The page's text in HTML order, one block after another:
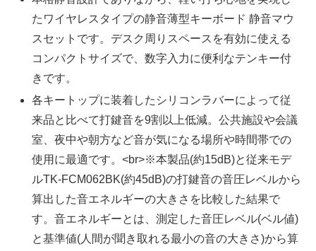
たワイヤレスタイプの静音薄型キーボード 静音マウ
スセットです。デスク周りスペースを有効に使える
コンパクトサイズで、数字入力に便利なテンキー付
きです。
各キートップに装着したシリコンラバーによって従
来品と比べて打鍵音を9割以上低減。公共施設や会議
室、夜中や朝方など音が気になる場所や時間帯での
使用に最適です。<br>※本製品(約15dB)と従来モデ
ルTK-FCM062BK(約45dB)の打鍵音の音圧レベルから
算出した音エネルギーの大きさを比較した結果で
す。音エネルギーとは、測定した音圧レベル(ベル値)
と基準値(人間が聞き取れる最小の音の大きさ)から算